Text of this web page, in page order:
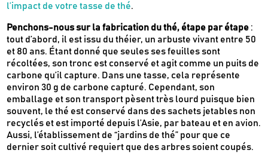
l’impact de votre tasse de thé.
Penchons-nous sur la fabrication du thé, étape par étape :
tout d’abord, il est issu du théier, un arbuste vivant entre 50
et 80 ans. Étant donné que seules ses feuilles sont
récoltées, son tronc est conservé et agit comme un puits de
carbone qu’il capture. Dans une tasse, cela représente
environ 30 g de carbone capturé. Cependant, son
emballage et son transport pèsent très lourd puisque bien
souvent, le thé est conservé dans des sachets jetables non
recyclés et est importé depuis l’Asie, par bateau et en avion.
Aussi, l’établissement de “jardins de thé” pour que ce
dernier soit cultivé requiert que des arbres soient coupés.